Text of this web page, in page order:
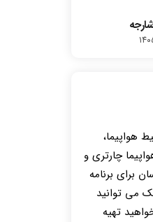
هواپیما،
چارتری و
برای برنامه
می توانید
تهیه